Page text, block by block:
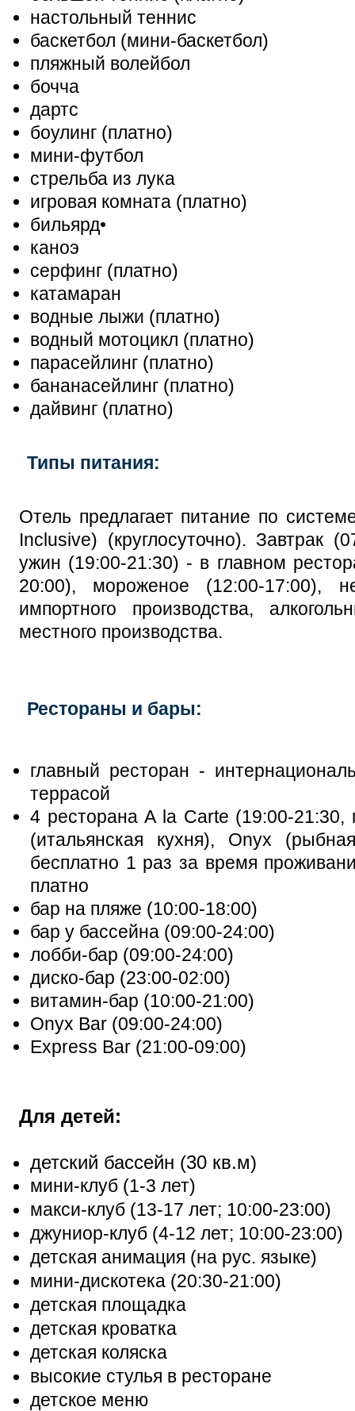
настольный теннис
баскетбол (мини-баскетбол)
пляжный волейбол
бочча
дартс
боулинг (платно)
мини-футбол
стрельба из лука
игровая комната (платно)
бильярд•
каноэ
серфинг (платно)
катамаран
водные лыжи (платно)
водный мотоцикл (платно)
парасейлинг (платно)
бананасейлинг (платно)
дайвинг (платно)
Типы питания:
Отель предлагает питание по
Inclusive) (круглосуточно). Завтрак
ужин (19:00-21:30) - в главном
20:00), мороженое (12:00-17:00),
импортного производства,
местного производства.
Рестораны и бары:
главный ресторан -
террасой
4 ресторана A la Carte (19:00-21:30,
(итальянская кухня), Onyх
бесплатно 1 раз за время
платно
бар на пляже (10:00-18:00)
бар у бассейна (09:00-24:00)
лобби-бар (09:00-24:00)
диско-бар (23:00-02:00)
витамин-бар (10:00-21:00)
Onyx Bar (09:00-24:00)
Express Bar (21:00-09:00)
Для детей:
детский бассейн (30 кв.м)
мини-клуб (1-3 лет)
макси-клуб (13-17 лет; 10:00-23:00)
джуниор-клуб (4-12 лет; 10:00-23:00)
детская анимация (на рус. языке)
мини-дискотека (20:30-21:00)
детская площадка
детская кроватка
детская коляска
высокие стулья в ресторане
детское меню